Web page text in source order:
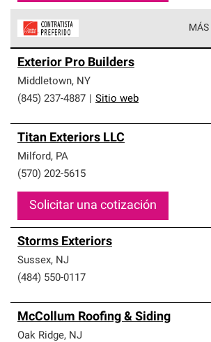
parte de una red exclusiva de
que cumplen con altos estándares y
de profesionalismo y confiabilidad.
Exterior Pro Builders
Middletown, NY
(845) 237-4887
Sitio web
Titan Exteriors LLC
Milford, PA
(570) 202-5615
Solicitar una cotización
Storms Exteriors
Sussex, NJ
(484) 550-0117
McCollum Roofing & Siding
Oak Ridge, NJ